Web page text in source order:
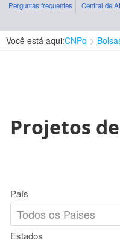
Perguntas frequentes Central de
Você está aqui:CNPq
Projetos
País
Estados